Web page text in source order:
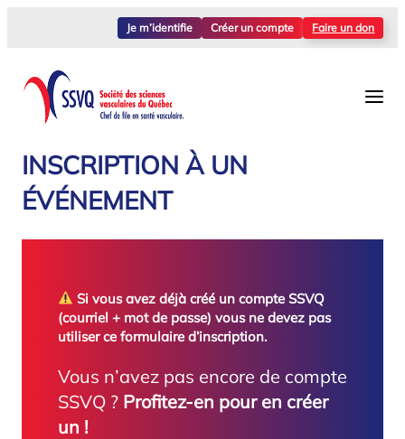
Je m’identifie Créer un compte Faire un don
INSCRIPTION À UN
ÉVÉNEMENT
Si vous avez déjà créé un compte SSVQ
(courriel + mot de passe) vous ne devez pas
utiliser ce formulaire d’inscription.
Vous n’avez pas encore de compte
SSVQ ? Profitez-en pour en créer
un !